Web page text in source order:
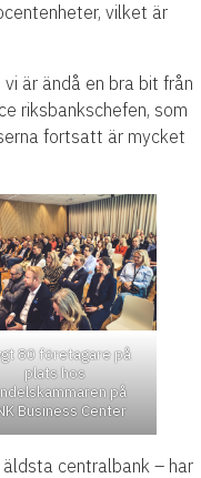
vilket är
är ändå en bra bit från
riksbankschefen, som
fortsatt är mycket
80 företagare på
plats hos
på
Business Center
centralbank – har